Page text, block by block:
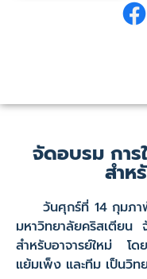
จัดอบรม การ
สำห
วันศุกร์ที่ 14 กุมภา
มหาวิทยาลัยคริสเตียน
สำหรับอาจารย์ใหม่ โ
แย้มเพ็ง และทีม เป็นวิท